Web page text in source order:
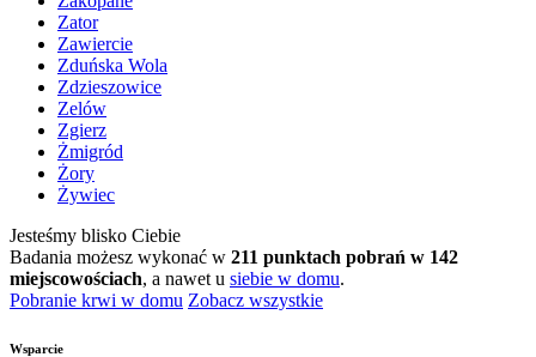
Zator
Zawiercie
Zduńska Wola
Zdzieszowice
Zelów
Zgierz
Żmigród
Żory
Żywiec
Jesteśmy blisko Ciebie
Badania możesz wykonać w 211 punktach pobrań w 142
miejscowościach, a nawet u siebie w domu.
Pobranie krwi w domu Zobacz wszystkie
Wsparcie